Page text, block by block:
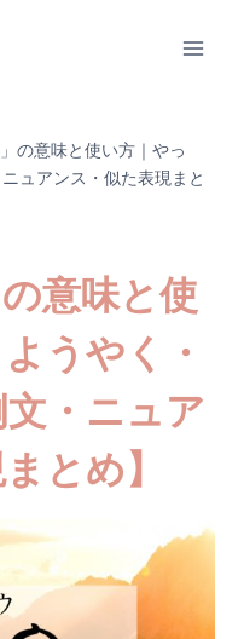
の意味と使い方｜やっ
ュアンス・似た表現まと
意味と使
うやく・
・ニュア
とめ】